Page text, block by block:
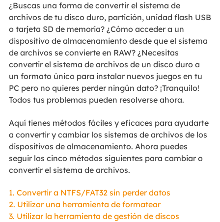
¿Buscas una forma de convertir el sistema de
archivos de tu disco duro, partición, unidad flash USB
o tarjeta SD de memoria? ¿Cómo acceder a un
dispositivo de almacenamiento desde que el sistema
de archivos se convierte en RAW? ¿Necesitas
convertir el sistema de archivos de un disco duro a
un formato único para instalar nuevos juegos en tu
PC pero no quieres perder ningún dato? ¡Tranquilo!
Todos tus problemas pueden resolverse ahora.
Aquí tienes métodos fáciles y eficaces para ayudarte
a convertir y cambiar los sistemas de archivos de los
dispositivos de almacenamiento. Ahora puedes
seguir los cinco métodos siguientes para cambiar o
convertir el sistema de archivos.
1. Convertir a NTFS/FAT32 sin perder datos
2. Utilizar una herramienta de formatear
3. Utilizar la herramienta de gestión de discos